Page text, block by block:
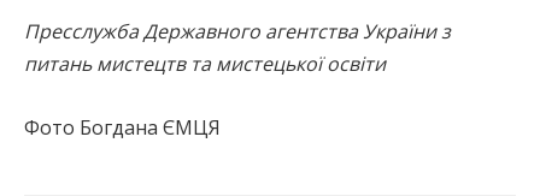
Пресслужба Державного агентства України з
питань мистецтв та мистецької освіти
Фото Богдана ЄМЦЯ